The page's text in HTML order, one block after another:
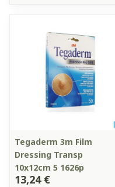
Tegaderm 3m Film
Dressing Transp
10x12cm 5 1626p
13,24 €